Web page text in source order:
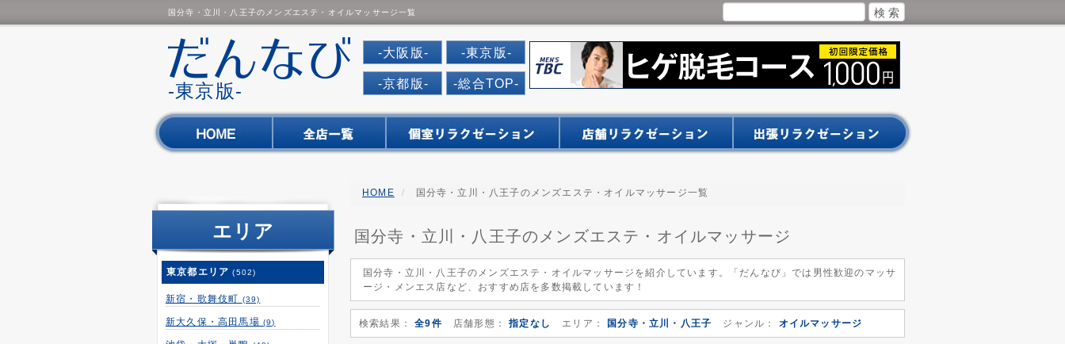
国分寺・立川・八王子のメンズエステ・オイルマッサージ一覧
だんなび
-東京版-
-大阪版- -東京版-
-京都版- -総合TOP-
HOME 国分寺・立川・八王子のメンズエステ・オイルマッサージ一覧
国分寺・立川・八王子のメンズエステ・オイルマッサージ
国分寺・立川・八王子のメンズエステ・オイルマッサージを紹介しています。「だんなび」では男性歓迎のマッサ
ージ・メンエス店など、おすすめ店を多数掲載しています！
検索結果： 全9件 店舗形態： 指定なし エリア： 国分寺・立川・八王子 ジャンル： オイルマッサージ
エリア
東京都エリア(502)
新宿・歌舞伎町 (39)
新大久保・高田馬場 (9)